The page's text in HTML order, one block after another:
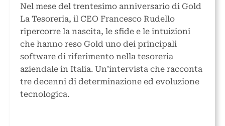
Nel mese del trentesimo anniversario di Gold
La Tesoreria, il CEO Francesco Rudello
ripercorre la nascita, le sfide e le intuizioni
che hanno reso Gold uno dei principali
software di riferimento nella tesoreria
aziendale in Italia. Un’intervista che racconta
tre decenni di determinazione ed evoluzione
tecnologica.